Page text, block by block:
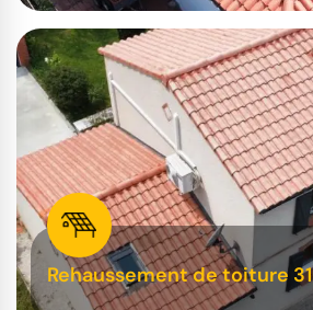
Rehaussement de toiture 31